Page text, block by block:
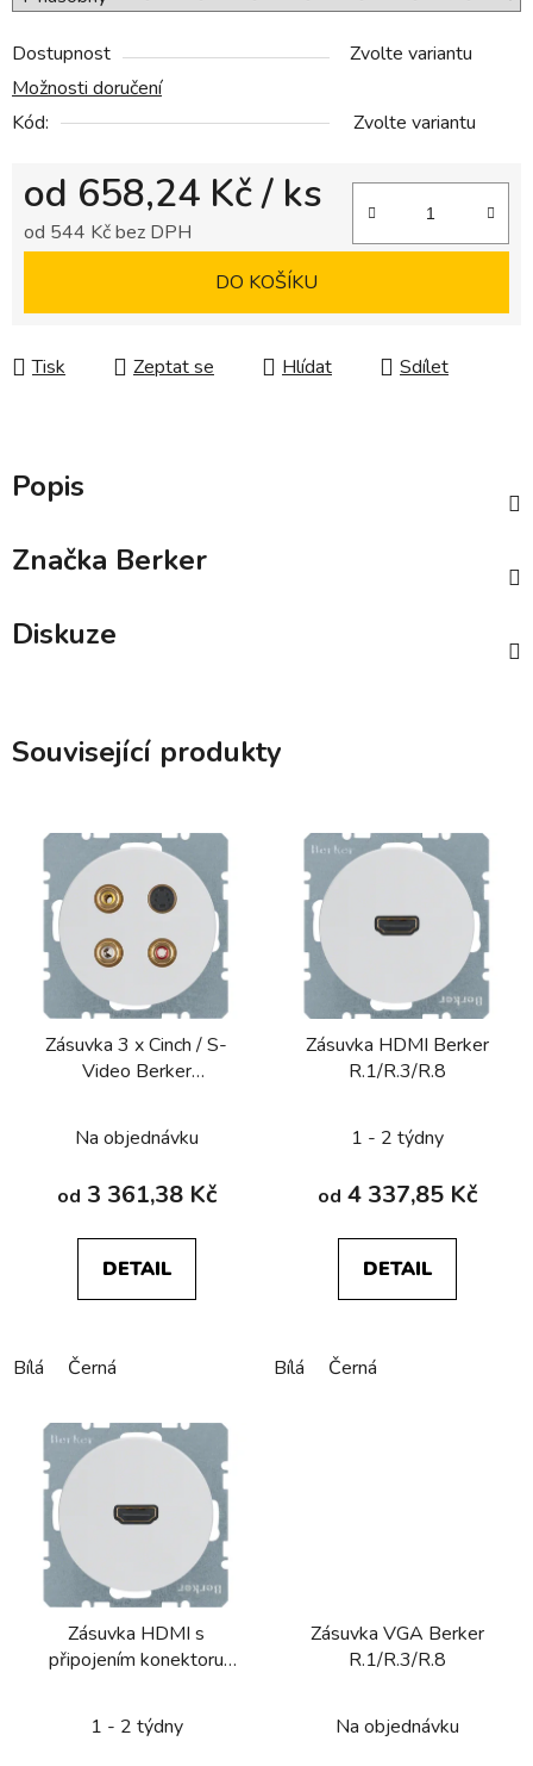
Dostupnost
Zvolte variantu
Možnosti doručení
Kód:
Zvolte variantu
od 658,24 Kč/ ks
od 544 Kčbez DPH
DO KOŠÍKU
Tisk Zeptat se Hlídat Sdílet
Popis
Značka Berker
Diskuze
Související produkty
Zásuvka 3 x Cinch / S-
Video Berker
Na objednávku
od 3 361,38 Kč
DETAIL
Bílá Černá
Zásuvka HDMI Berker
R.1/R.3/R.8
1 - 2 týdny
od 4 337,85 Kč
DETAIL
Bílá Černá
Zásuvka HDMI s
připojením konektoru
1 - 2 týdny
Zásuvka VGA Berker
R.1/R.3/R.8
Na objednávku